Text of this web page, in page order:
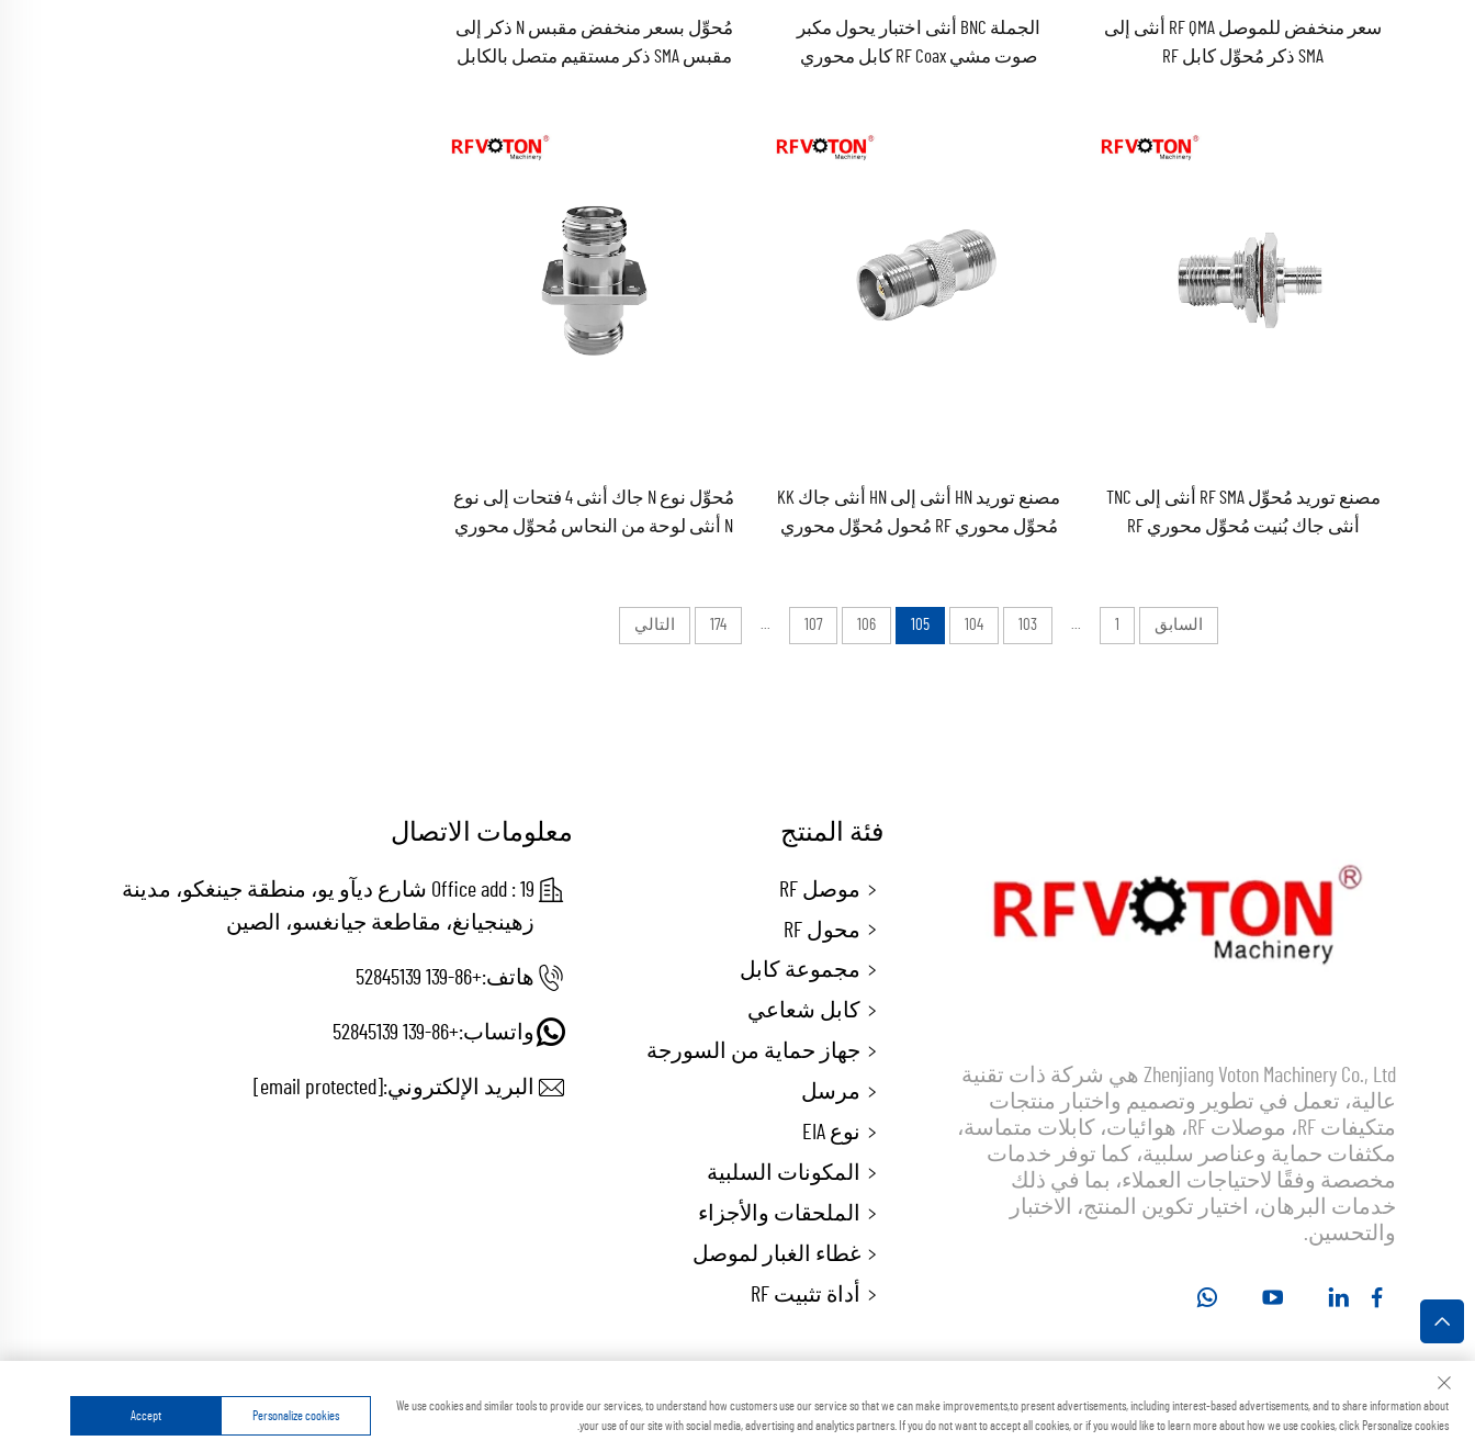
سعر منخفض للموصل RF QMA أنثى إلى
SMA ذكر مُحوِّل كابل RF
الجملة BNC أنثى اختبار يحول مكبر
صوت مشي RF Coax كابل محوري
مُحوِّل بسعر منخفض مقبس N ذكر إلى
مقبس SMA ذكر مستقيم متصل بالكابل
مصنع توريد مُحوِّل RF SMA أنثى إلى TNC
أنثى جاك بُنيت مُحوِّل محوري RF
مصنع توريد HN أنثى إلى HN أنثى جاك KK
مُحوِّل محوري RF مُحول مُحوِّل محوري
مُحوِّل نوع N جاك أنثى 4 فتحات إلى نوع
N أنثى لوحة من النحاس مُحوِّل محوري
السابق 1
103
104
105
106
107
174 التالي
Zhenjiang Voton Machinery Co., Ltd هي شركة ذات تقنية
عالية، تعمل في تطوير وتصميم واختبار منتجات
متكيفات RF، موصلات RF، هوائيات، كابلات متماسة،
مكثفات حماية وعناصر سلبية، كما توفر خدمات
مخصصة وفقًا لاحتياجات العملاء، بما في ذلك
خدمات البرهان، اختيار تكوين المنتج، الاختبار
والتحسين.
فئة المنتج
موصل RF
محول RF
مجموعة كابل
كابل شعاعي
جهاز حماية من السورجة
مرسل
نوع EIA
المكونات السلبية
الملحقات والأجزاء
غطاء الغبار لموصل
أداة تثبيت RF
معلومات الاتصال
Office add : 19 شارع ديآو يو، منطقة جينغكو، مدينة
زهينجيانغ، مقاطعة جيانغسو، الصين
هاتف:+86-139 52845139
واتساب:+86-139 52845139
البريد الإلكتروني:
We use cookies and similar tools to provide our services, to understand how customers use our service so that we can make improvements,to present advertisements, including interest-based advertisements, and to share information about
your use of our site with social media, advertising and analytics partners. If you do not want to accept all cookies, or if you would like to learn more about how we use cookies, click Personalize cookies.
Personalize cookies
Accept